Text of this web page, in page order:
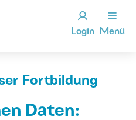
Login Menü
Fortbildung
Daten: